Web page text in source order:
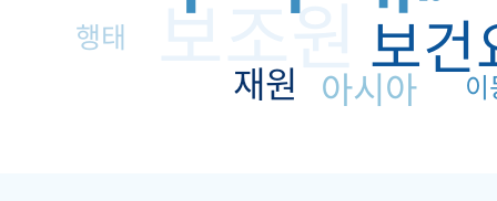
보조원 보건
아시아
재원
행태